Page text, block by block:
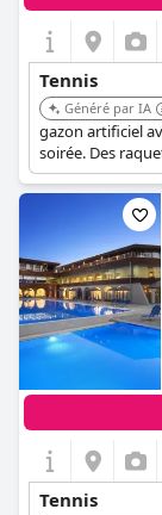
Tennis
Généré par IA
gazon artificiel
soirée. Des
de tennis
Tennis